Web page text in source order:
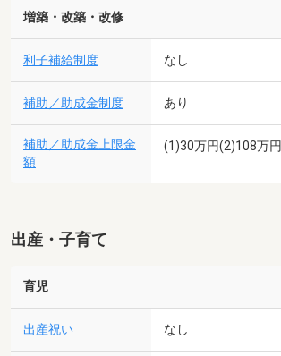
増築・改築・改修
利子補給制度 なし
補助／助成金制度 あり
補助／助成金上限金
額
(1)30万円(2)108万円
出産・子育て
育児
出産祝い なし